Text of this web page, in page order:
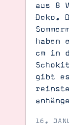
Suche
aus 8
Deko.
haben
cm in
gibt
16.